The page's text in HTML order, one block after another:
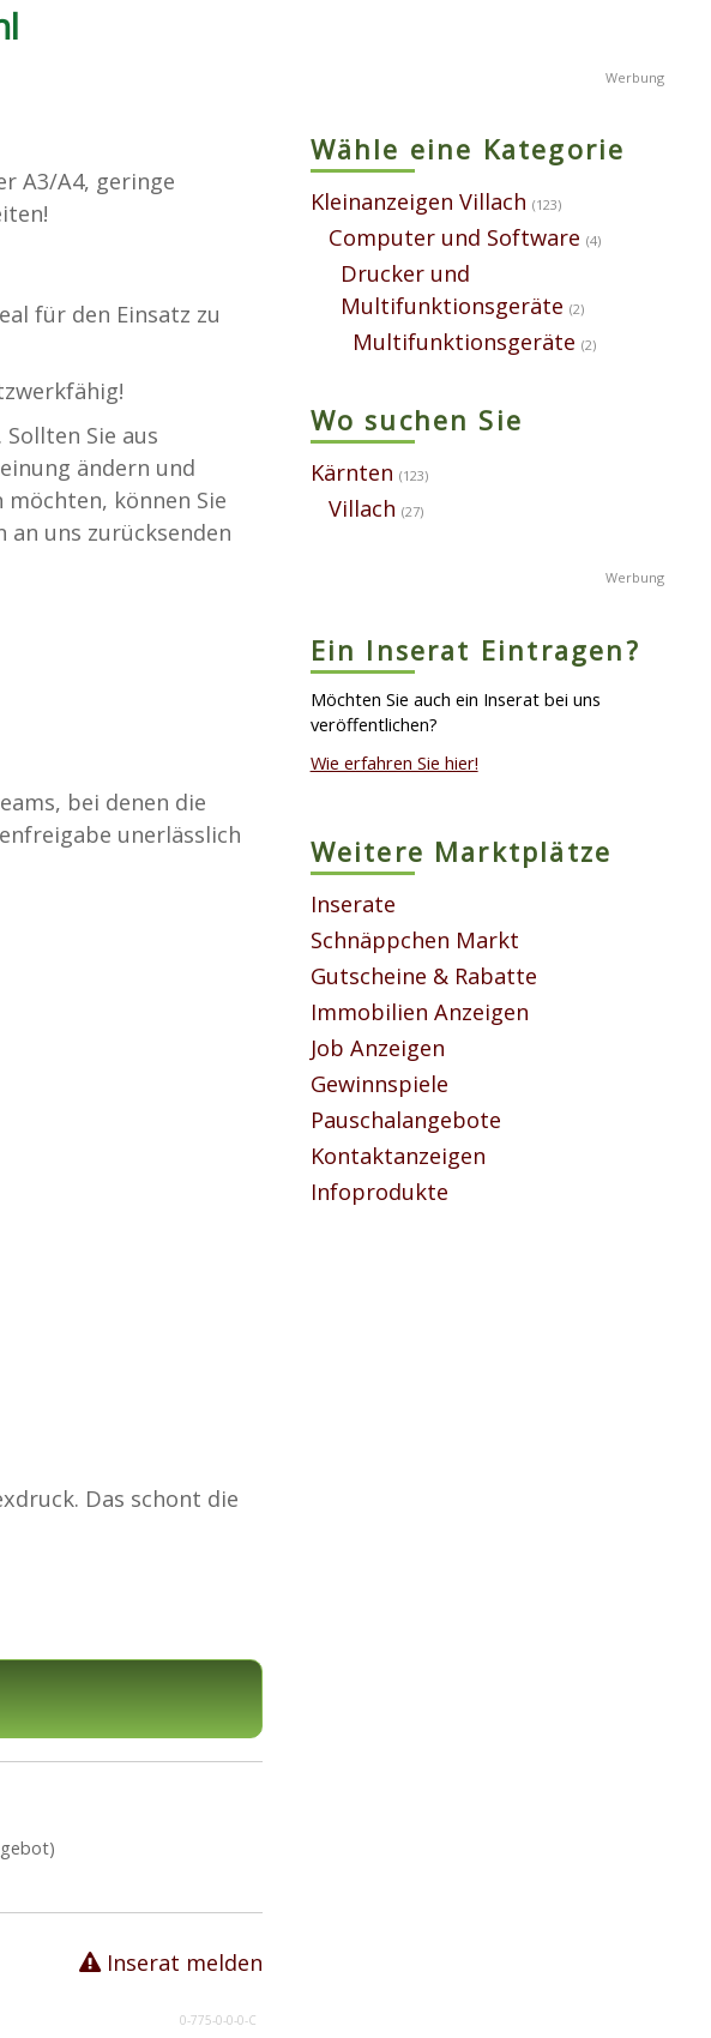
A3/A4, geringe
für den Einsatz zu
Sie aus
ändern und
können Sie
an uns zurücksenden
bei denen die
unerlässlich
Das schont die
Inserat melden
0-775-0-0-0-C
Wähle eine Kategorie
Kleinanzeigen Villach (123)
Computer und Software (4)
Drucker und
Multifunktionsgeräte (2)
Multifunktionsgeräte (2)
Wo suchen Sie
Kärnten (123)
Villach (27)
Ein Inserat Eintragen?
Möchten Sie auch ein Inserat bei uns
veröffentlichen?
Wie erfahren Sie hier!
Weitere Marktplätze
Inserate
Schnäppchen Markt
Gutscheine & Rabatte
Immobilien Anzeigen
Job Anzeigen
Gewinnspiele
Pauschalangebote
Kontaktanzeigen
Infoprodukte